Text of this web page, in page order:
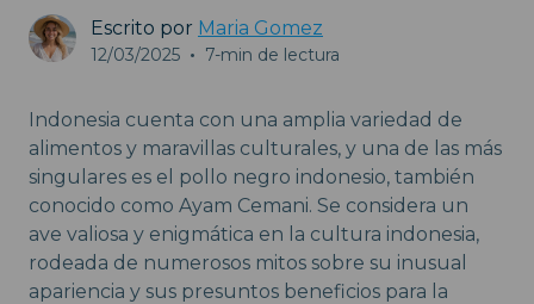
Escrito por Maria Gomez
12/03/2025 • 7-min de lectura
Indonesia cuenta con una amplia variedad de
alimentos y maravillas culturales, y una de las más
singulares es el pollo negro indonesio, también
conocido como Ayam Cemani. Se considera un
ave valiosa y enigmática en la cultura indonesia,
rodeada de numerosos mitos sobre su inusual
apariencia y sus presuntos beneficios para la